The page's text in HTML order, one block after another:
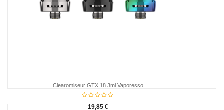
Clearomiseur GTX 18 3ml Vaporesso
19,85 €